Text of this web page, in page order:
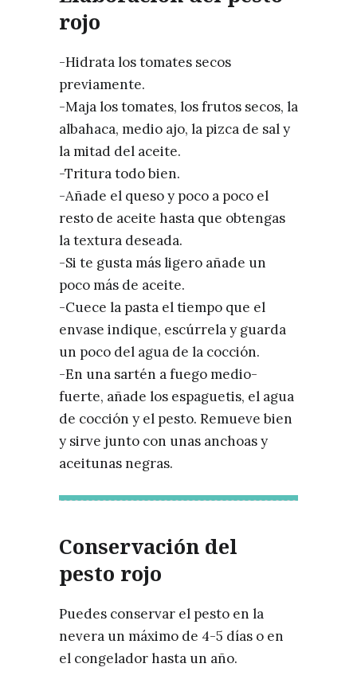
rojo
-Hidrata los tomates secos
previamente.
-Maja los tomates, los frutos secos, la
albahaca, medio ajo, la pizca de sal y
la mitad del aceite. ⁣
-Tritura todo bien.⁣
-Añade el queso y poco a poco el
resto de aceite hasta que obtengas
la textura deseada.⁣
-Si te gusta más ligero añade un
poco más de aceite.⁣
-Cuece la pasta el tiempo que el
envase indique, escúrrela y guarda
un poco del agua de la cocción.⁣
-En una sartén a fuego medio-
fuerte, añade los espaguetis, el agua
de cocción y el pesto. Remueve bien
y sirve junto con unas anchoas y
aceitunas negras.⁣
Conservación del
pesto rojo
Puedes conservar el pesto en la
nevera un máximo de 4-5 días o en
el congelador hasta un año.